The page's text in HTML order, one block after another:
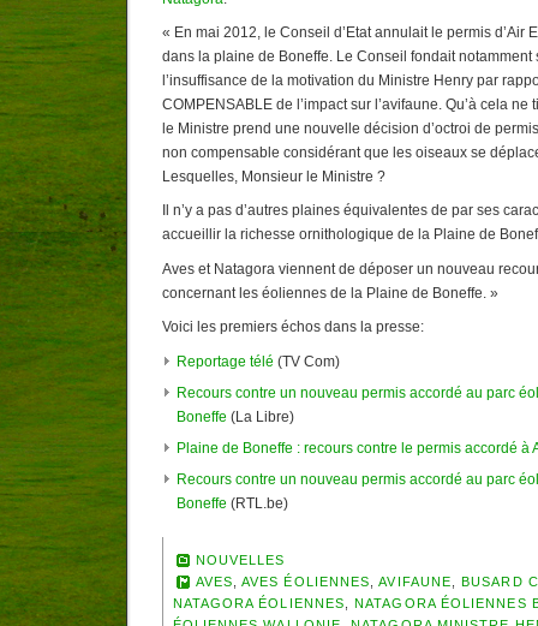
« En mai 2012, le Conseil d’Etat annulait le permis d’Air
dans la plaine de Boneffe. Le Conseil fondait notamment
l’insuffisance de la motivation du Ministre Henry par
COMPENSABLE de l’impact sur l’avifaune. Qu’à cela
le Ministre prend une nouvelle décision d’octroi de
non compensable considérant que les oiseaux se
Lesquelles, Monsieur le Ministre ?
Il n’y a pas d’autres plaines équivalentes de par ses
accueillir la richesse ornithologique de la Plaine de
Aves et Natagora viennent de déposer un nouveau
concernant les éoliennes de la Plaine de Boneffe. »
Voici les premiers échos dans la presse:
Reportage télé (TV Com)
Recours contre un nouveau permis accordé au parc
Boneffe (La Libre)
Plaine de Boneffe : recours contre le permis accordé à
Recours contre un nouveau permis accordé au parc
Boneffe (RTL.be)
NOUVELLES
AVES ,AVES ÉOLIENNES ,AVIFAUNE
BUSARD
NATAGORA ÉOLIENNES
NATAGORA ÉOLIENNES